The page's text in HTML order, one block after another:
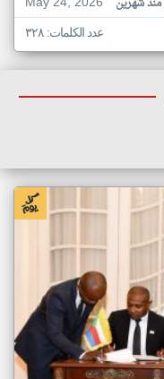
عدد الكلمات: ٣٢٨